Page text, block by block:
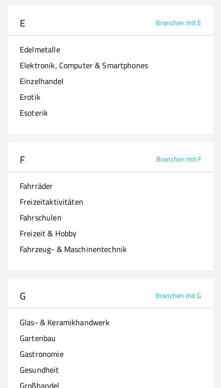
E Branchen mit E
Edelmetalle
Elektronik, Computer & Smartphones
Einzelhandel
Erotik
Esoterik
F Branchen mit F
Fahrräder
Freizeitaktivitäten
Fahrschulen
Freizeit & Hobby
Fahrzeug- & Maschinentechnik
G Branchen mit G
Glas- & Keramikhandwerk
Gartenbau
Gastronomie
Gesundheit
Großhandel